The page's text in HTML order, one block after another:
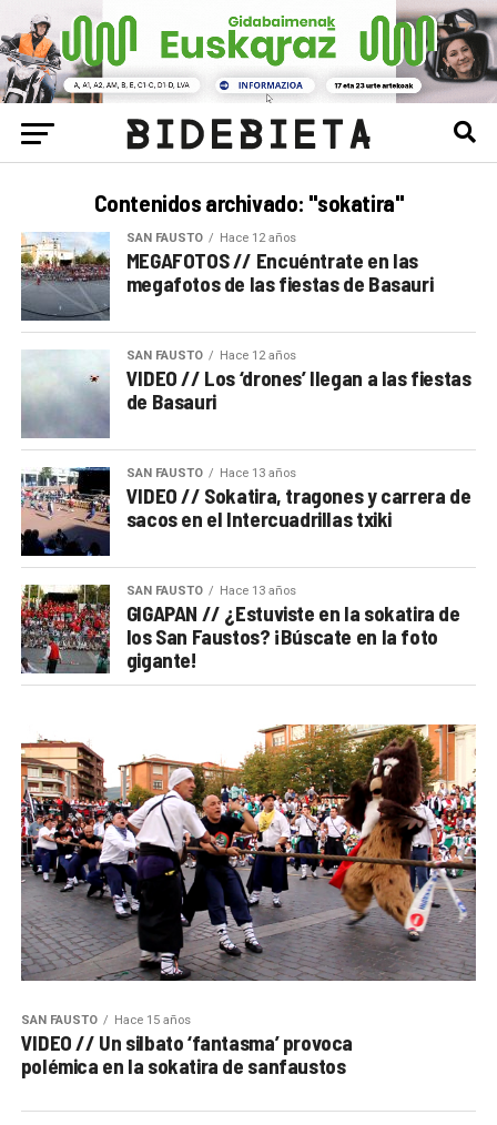
Contenidos archivado: "sokatira"
SAN FAUSTO Hace 12 años
MEGAFOTOS // Encuéntrate en las
megafotos de las fiestas de Basauri
SAN FAUSTO Hace 12 años
VIDEO // Los ‘drones’ llegan a las fiestas
de Basauri
SAN FAUSTO Hace 13 años
VIDEO // Sokatira, tragones y carrera de
sacos en el Intercuadrillas txiki
SAN FAUSTO Hace 13 años
GIGAPAN // ¿Estuviste en la sokatira de
los San Faustos? ¡Búscate en la foto
gigante!
SAN FAUSTO Hace 15 años
VIDEO // Un silbato ‘fantasma’ provoca
polémica en la sokatira de sanfaustos